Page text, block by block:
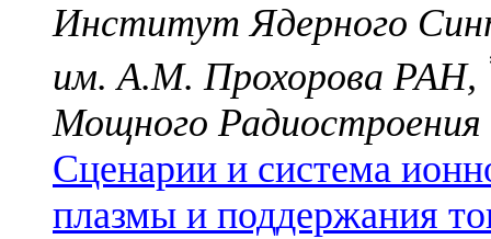
Институт Ядерного
им. А.М. Прохорова РАН,
Мощного Радиостроения
Сценарии и система
плазмы и поддержания